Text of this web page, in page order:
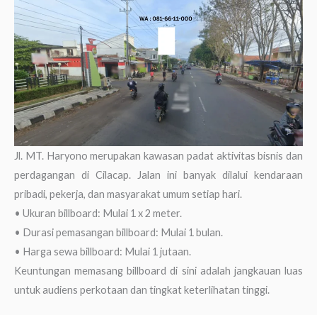
Jl. MT. Haryono merupakan kawasan padat aktivitas bisnis dan
perdagangan di Cilacap. Jalan ini banyak dilalui kendaraan
pribadi, pekerja, dan masyarakat umum setiap hari.
• Ukuran billboard: Mulai 1 x 2 meter.
• Durasi pemasangan billboard: Mulai 1 bulan.
• Harga sewa billboard: Mulai 1 jutaan.
Keuntungan memasang billboard di sini adalah jangkauan luas
untuk audiens perkotaan dan tingkat keterlihatan tinggi.